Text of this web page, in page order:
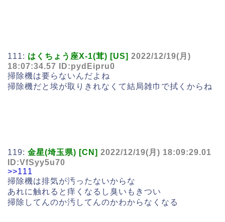
111: はくちょう座X-1(茸) [US] 2022/12/19(月)
18:07:34.57 ID:pydEipru0
掃除機は要らないんだよね
掃除機だと埃が取りきれなくて結局雑巾で拭くからね
119: 金星(埼玉県) [CN] 2022/12/19(月) 18:09:29.01
ID:VfSyy5u70
>>111
掃除機は排気が汚ったないからな
あれに触れると痒くなるし臭いもきつい
掃除してんのか汚してんのかわからなくなる